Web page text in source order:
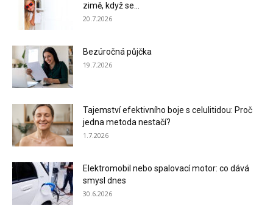
zimě, když se...
20.7.2026
Bezúročná půjčka
19.7.2026
Tajemství efektivního boje s celulitidou: Proč
jedna metoda nestačí?
1.7.2026
Elektromobil nebo spalovací motor: co dává
smysl dnes
30.6.2026